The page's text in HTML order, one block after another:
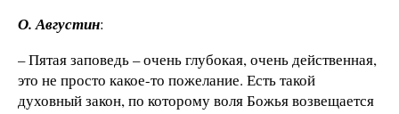
О. Августин:
– Пятая заповедь – очень глубокая, очень действенная,
это не просто какое-то пожелание. Есть такой
духовный закон, по которому воля Божья возвещается